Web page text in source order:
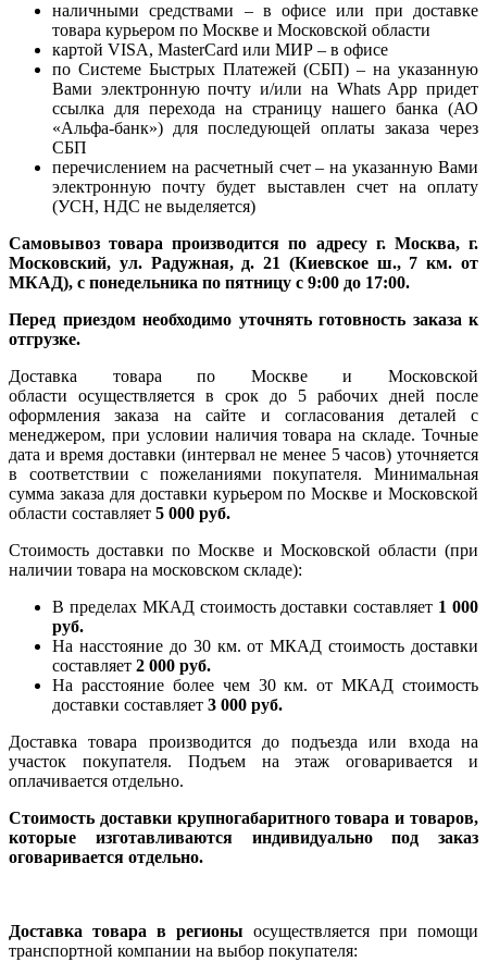
наличными средствами – в офисе или при доставке
товара курьером по Москве и Московской области
картой VISA, MasterCard или МИР – в офисе
по Системе Быстрых Платежей (СБП) – на указанную
Вами электронную почту и/или на Whats App придет
ссылка для перехода на страницу нашего банка (АО
«Альфа-банк») для последующей оплаты заказа через
СБП
перечислением на расчетный счет – на указанную Вами
электронную почту будет выставлен счет на оплату
(УСН, НДС не выделяется)
Самовывоз товара производится по адресу г. Москва, г.
Московский, ул. Радужная, д. 21 (Киевское ш., 7 км. от
МКАД), с понедельника по пятницу с 9:00 до 17:00.
Перед приездом необходимо уточнять готовность заказа к
отгрузке.
Доставка товара по Москве и Московской
области осуществляется в срок до 5 рабочих дней после
оформления заказа на сайте и согласования деталей с
менеджером, при условии наличия товара на складе. Точные
дата и время доставки (интервал не менее 5 часов) уточняется
в соответствии с пожеланиями покупателя. Минимальная
сумма заказа для доставки курьером по Москве и Московской
области составляет 5 000 руб.
Стоимость доставки по Москве и Московской области (при
наличии товара на московском складе):
В пределах МКАД стоимость доставки составляет 1 000
руб.
На насcтояние до 30 км. от МКАД стоимость доставки
составляет 2 000 руб.
На расстояние более чем 30 км. от МКАД стоимость
доставки составляет 3 000 руб.
Доставка товара производится до подъезда или входа на
участок покупателя. Подъем на этаж оговаривается и
оплачивается отдельно.
Стоимость доставки крупногабаритного товара и товаров,
которые изготавливаются индивидуально под заказ
оговаривается отдельно.
Доставка товара в регионы осуществляется при помощи
транспортной компании на выбор покупателя: